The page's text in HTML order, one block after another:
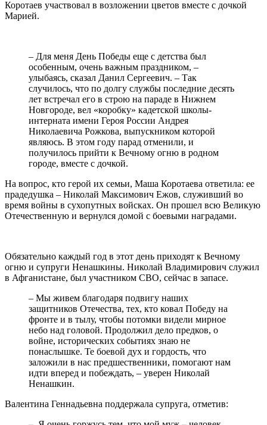
Коротаев участвовал в возложении цветов вместе с дочкой
Марией.
– Для меня День Победы еще с детства был
особенным, очень важным праздником, –
улыбаясь, сказал Данил Сергеевич. – Так
случилось, что по долгу службы последние десять
лет встречал его в строю на параде в Нижнем
Новгороде, вел «коробку» кадетской школы-
интерната имени Героя России Андрея
Николаевича Рожкова, выпускником которой
являюсь. В этом году парад отменили, и
получилось прийти к Вечному огню в родном
городе, вместе с дочкой.
На вопрос, кто герой их семьи, Маша Коротаева ответила: ее
прадедушка – Николай Максимович Ежов, служивший во
время войны в сухопутных войсках. Он прошел всю Великую
Отечественную и вернулся домой с боевыми наградами.
Обязательно каждый год в этот день приходят к Вечному
огню и супруги Ненашкины. Николай Владимирович служил
в Афганистане, был участником СВО, сейчас в запасе.
– Мы живем благодаря подвигу наших
защитников Отечества, тех, кто ковал Победу на
фронте и в тылу, чтобы потомки видели мирное
небо над головой. Продолжил дело предков, о
войне, исторических событиях знаю не
понаслышке. Те боевой дух и гордость, что
заложили в нас предшественники, помогают нам
идти вперед и побеждать, – уверен Николай
Ненашкин.
Валентина Геннадьевна поддержала супруга, отметив: